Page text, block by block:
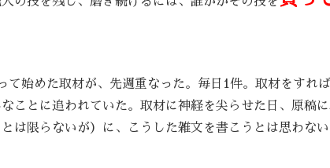
て始めた取材が、先週重なった。毎日1件。取材をすれ
ことに追われていた。取材に神経を尖らせた日、原稿に
は限らないが）に、こうした雑文を書こうとは思わな